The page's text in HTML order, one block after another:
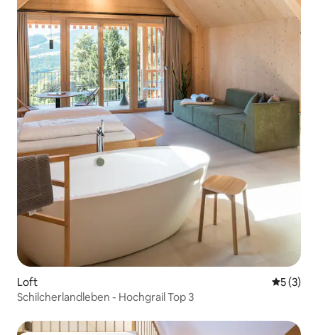
Loft
5 (3)
Schilcherlandleben - Hochgrail Top 3